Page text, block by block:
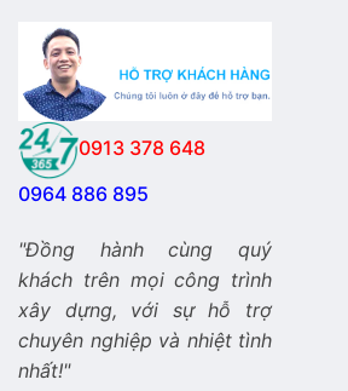
0913 378 648
0964 886 895
"Đồng hành cùng quý
khách trên mọi công trình
xây dựng, với sự hỗ trợ
chuyên nghiệp và nhiệt tình
nhất!"